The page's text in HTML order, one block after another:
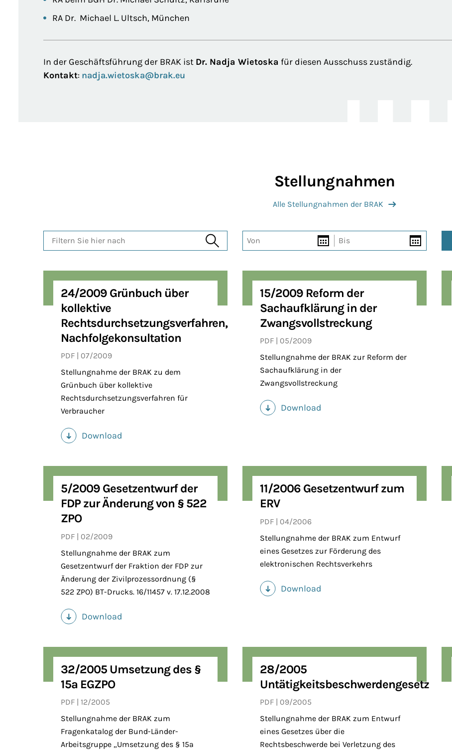
RA Dr. Michael L. Ultsch, München
In der Geschäftsführung der BRAK ist Dr. Nadja Wietoska für diesen Ausschuss zuständig.
Kontakt: nadja.wietoska@brak.eu
Stellungnahmen
Alle Stellungnahmen der BRAK
Filtern Sie hier nach Von Bis
24/2009 Grünbuch über
kollektive
Rechtsdurchsetzungsverfahren,
Nachfolgekonsultation
PDF
07/2009
Stellungnahme der BRAK zu dem
Grünbuch über kollektive
Rechtsdurchsetzungsverfahren für
Verbraucher
Download
(PDF)
15/2009 Reform der
Sachaufklärung in der
Zwangsvollstreckung
PDF
05/2009
Stellungnahme der BRAK zur Reform der
Sachaufklärung in der
Zwangsvollstreckung
Download
(PDF)
5/2009 Gesetzentwurf der
FDP zur Änderung von § 522
ZPO
PDF
02/2009
Stellungnahme der BRAK zum
Gesetzentwurf der Fraktion der FDP zur
Änderung der Zivilprozessordnung (§
522 ZPO) BT-Drucks. 16/11457 v. 17.12.2008
Download
(PDF)
11/2006 Gesetzentwurf zum
ERV
PDF
04/2006
Stellungnahme der BRAK zum Entwurf
eines Gesetzes zur Förderung des
elektronischen Rechtsverkehrs
Download
(PDF)
32/2005 Umsetzung des §
15a EGZPO
PDF
12/2005
Stellungnahme der BRAK zum
Fragenkatalog der Bund-Länder-
Arbeitsgruppe „Umsetzung des § 15a
28/2005
Untätigkeitsbeschwerdengesetz
PDF
09/2005
Stellungnahme der BRAK zum Entwurf
eines Gesetzes über die
Rechtsbeschwerde bei Verletzung des